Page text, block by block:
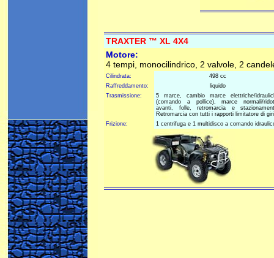
TRAXTER ™ XL 4X4
Motore:
4 tempi, monocilindrico, 2 valvole, 2
Cilindrata:
498 cc
Raffreddamento:
liquido
Trasmissione:
5 marce, cambio marce elettriche/
(comando a pollice), marce normali/
avanti, folle, retromarcia e
Retromarcia con tutti i rapporti limitatore di
Frizione:
1 centrifuga e 1 multidisco a comando